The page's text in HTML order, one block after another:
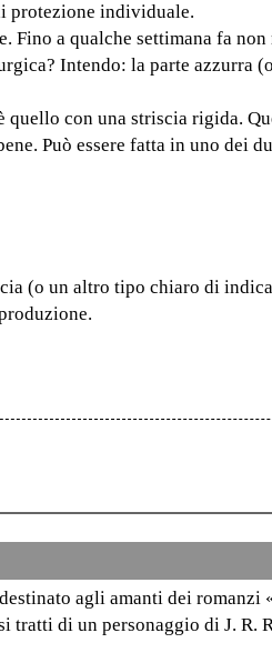
protezione individuale.
Fino a qualche settimana fa
Intendo: la parte azzurra
con una striscia rigida.
Può essere fatta in uno dei
(o un altro tipo chiaro di
destinato agli amanti dei
tratti di un personaggio di J. R.